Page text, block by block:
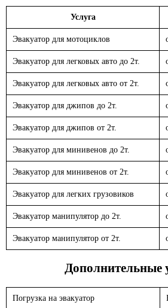
Услуга
Эвакуатор для мотоциклов
Эвакуатор для легковых авто до 2т.
Эвакуатор для легковых авто от 2т.
Эвакуатор для джипов до 2т.
Эвакуатор для джипов от 2т.
Эвакуатор для минивенов до 2т.
Эвакуатор для минивенов от 2т.
Эвакуатор для легких грузовиков
Эвакуатор манипулятор до 2т.
Эвакуатор манипулятор от 2т.
Дополнительные
Погрузка на эвакуатор